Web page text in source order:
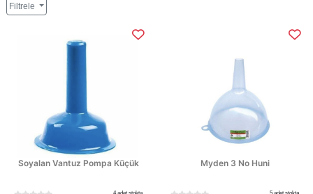
Filtrele
Soyalan Vantuz Pompa Küçük Myden 3 No Huni